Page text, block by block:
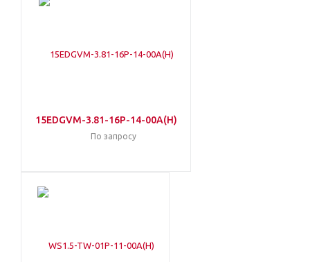
15EDGVM-3.81-16P-14-00A(H)
По запросу